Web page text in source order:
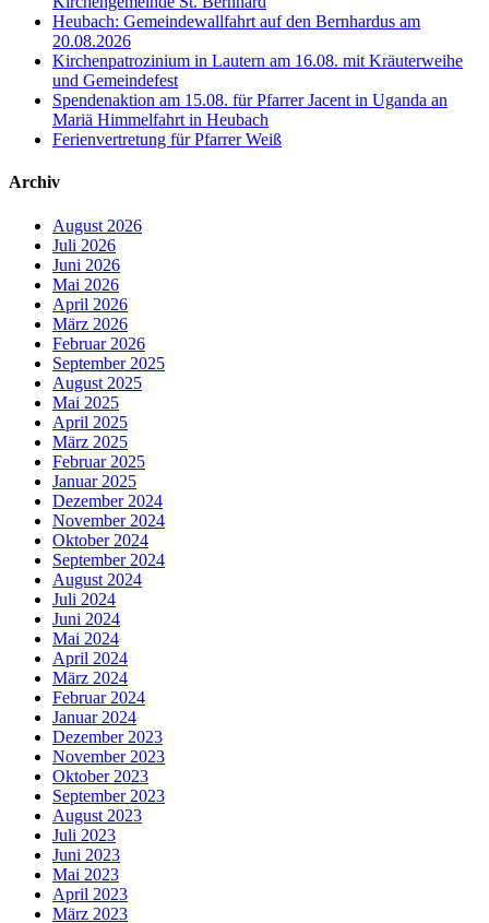
Heubach: Gemeindewallfahrt auf den Bernhardus am
20.08.2026
Kirchenpatrozinium in Lautern am 16.08. mit Kräuterweihe
und Gemeindefest
Spendenaktion am 15.08. für Pfarrer Jacent in Uganda an
Mariä Himmelfahrt in Heubach
Ferienvertretung für Pfarrer Weiß
Archiv
August 2026
Juli 2026
Juni 2026
Mai 2026
April 2026
März 2026
Februar 2026
September 2025
August 2025
Mai 2025
April 2025
März 2025
Februar 2025
Januar 2025
Dezember 2024
November 2024
Oktober 2024
September 2024
August 2024
Juli 2024
Juni 2024
Mai 2024
April 2024
März 2024
Februar 2024
Januar 2024
Dezember 2023
November 2023
Oktober 2023
September 2023
August 2023
Juli 2023
Juni 2023
Mai 2023
April 2023
März 2023